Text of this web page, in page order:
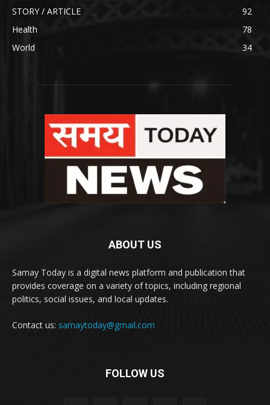
STORY / ARTICLE
92
Health
78
World
34
ABOUT US
Samay Today is a digital news platform and publication that
provides coverage on a variety of topics, including regional
politics, social issues, and local updates.
Contact us: samaytoday@gmail.com
FOLLOW US